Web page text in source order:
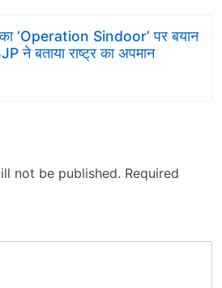
‘Operation Sindoor’ पर बयान
ने बताया राष्ट्र का अपमान
not be published. Required